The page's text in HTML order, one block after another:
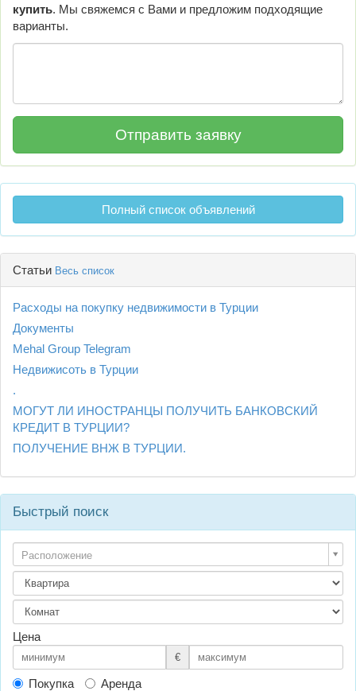
купить. Мы свяжемся с Вами и предложим подходящие
варианты.
Полный список объявлений
Статьи Весь список
Расходы на покупку недвижимости в Турции
Документы
Mehal Group Telegram
Недвижисоть в Турции
.
МОГУТ ЛИ ИНОСТРАНЦЫ ПОЛУЧИТЬ БАНКОВСКИЙ
КРЕДИТ В ТУРЦИИ?
ПОЛУЧЕНИЕ ВНЖ В ТУРЦИИ.
Быстрый поиск
Расположение
Цена
€
Покупка
Аренда